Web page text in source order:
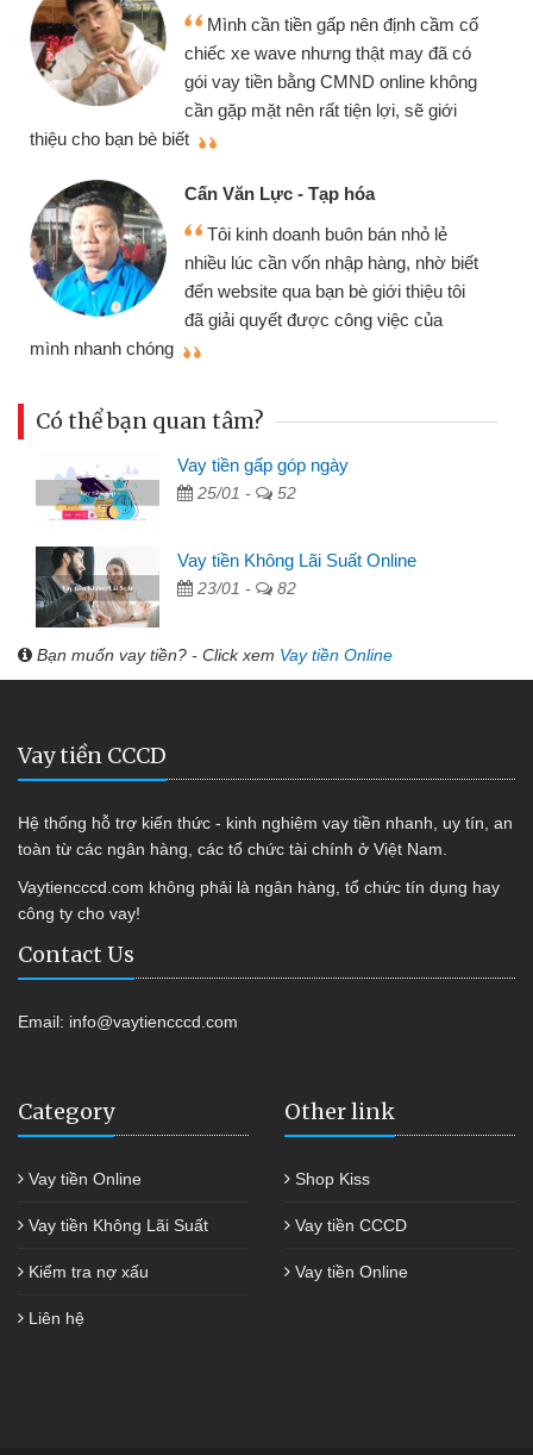
Mình cần tiền gấp nên định cầm cố
chiếc xe wave nhưng thật may đã có
gói vay tiền bằng CMND online không
cần gặp mặt nên rất tiện lợi, sẽ giới
thiệu cho bạn bè biết
Cấn Văn Lực - Tạp hóa
Tôi kinh doanh buôn bán nhỏ lẻ
nhiều lúc cần vốn nhập hàng, nhờ biết
đến website qua bạn bè giới thiệu tôi
đã giải quyết được công việc của
mình nhanh chóng
Có thể bạn quan tâm?
Vay tiền gấp góp ngày
25/01 - 52
Vay tiền Không Lãi Suất Online
23/01 - 82
Bạn muốn vay tiền? - Click xem Vay tiền Online
Vay tiền CCCD
Hệ thống hỗ trợ kiến thức - kinh nghiệm vay tiền nhanh, uy tín, an
toàn từ các ngân hàng, các tổ chức tài chính ở Việt Nam.
Vaytiencccd.com không phải là ngân hàng, tổ chức tín dụng hay
công ty cho vay!
Contact Us
Email: info@vaytiencccd.com
Category
Vay tiền Online
Vay tiền Không Lãi Suất
Kiểm tra nợ xấu
Liên hệ
Other link
Shop Kiss
Vay tiền CCCD
Vay tiền Online